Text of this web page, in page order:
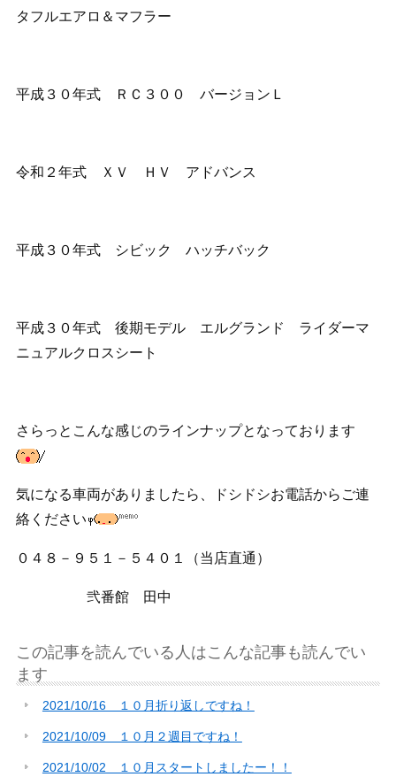
タフルエアロ＆マフラー
平成３０年式 ＲＣ３００ バージョンＬ
令和２年式 ＸＶ ＨＶ アドバンス
平成３０年式 シビック ハッチバック
平成３０年式 後期モデル エルグランド ライダーマ
ニュアルクロスシート
さらっとこんな感じのラインナップとなっております
気になる車両がありましたら、ドシドシお電話からご連
絡ください
０４８－９５１－５４０１（当店直通）
弐番館 田中
この記事を読んでいる人はこんな記事も読んでい
ます
2021/10/16 １０月折り返しですね！
2021/10/09 １０月２週目ですね！
2021/10/02 １０月スタートしましたー！！